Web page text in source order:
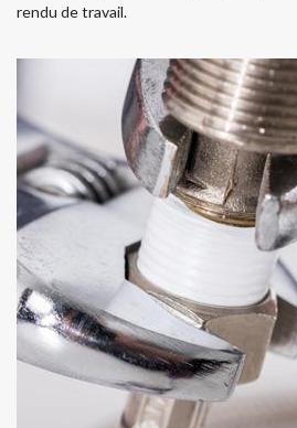
rendu de travail.